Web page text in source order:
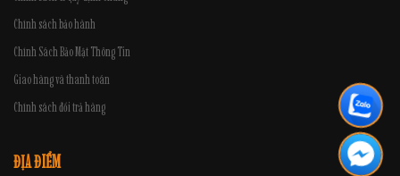
Chính sách & Quy định chung
Chính sách bảo hành
Chính Sách Bảo Mật Thông Tin
Giao hàng và thanh toán